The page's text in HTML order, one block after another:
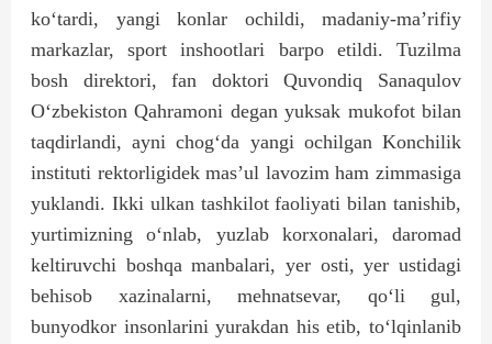
ko‘tardi, yangi konlar ochildi, madaniy-ma’rifiy
markazlar, sport inshootlari barpo etildi. Tuzilma
bosh direktori, fan doktori Quvondiq Sanaqulov
O‘zbekiston Qahramoni degan yuksak mukofot bilan
taqdirlandi, ayni chog‘da yangi ochilgan Konchilik
instituti rektorligidek mas’ul lavozim ham zimmasiga
yuklandi. Ikki ulkan tashkilot faoliyati bilan tanishib,
yurtimizning o‘nlab, yuzlab korxonalari, daromad
keltiruvchi boshqa manbalari, yer osti, yer ustidagi
behisob xazinalarni, mehnatsevar, qo‘li gul,
bunyodkor insonlarini yurakdan his etib, to‘lqinlanib